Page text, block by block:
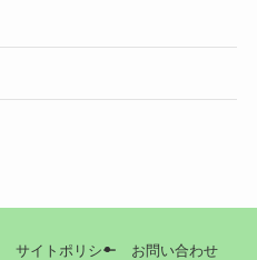
サイトポリシー お問い合わせ